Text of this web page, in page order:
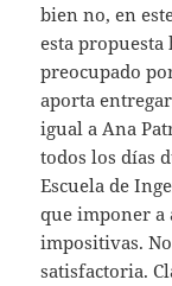
bien no, en
esta propuesta
preocupado
aporta
igual a Ana
todos los días
Escuela de
que imponer a
impositivas.
satisfactoria.